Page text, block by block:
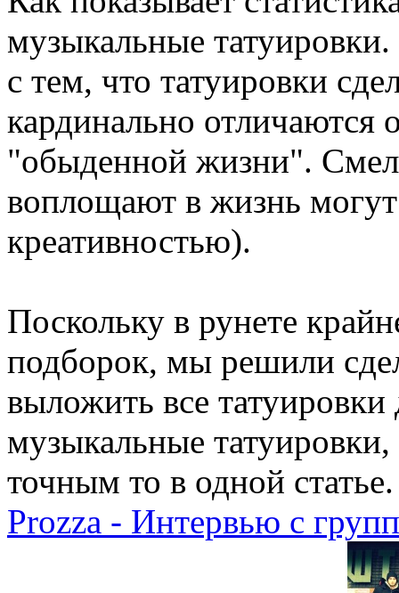
музыкальные
с тем, что татуировки
кардинально отличаются
"обыденной жизни".
воплощают в жизнь
креативностью).
Поскольку в рунете
подборок, мы решили
выложить все
музыкальные
точным то в одной статье.
Prozza - Интервью с